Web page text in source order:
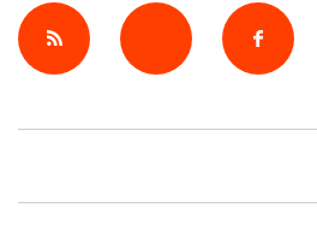
Twitter